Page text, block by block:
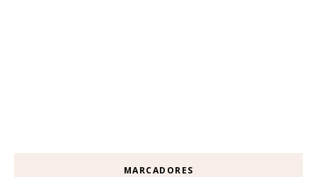
MARCADORES